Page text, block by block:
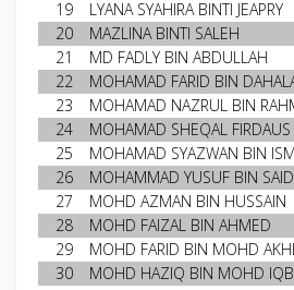
19
LYANA SYAHIRA BINTI JEAPRY
20
MAZLINA BINTI SALEH
21
MD FADLY BIN ABDULLAH
22
MOHAMAD FARID BIN
23
MOHAMAD NAZRUL BIN
24
MOHAMAD SHEQAL
25
MOHAMAD SYAZWAN BIN
26
MOHAMMAD YUSUF BIN SAID
27
MOHD AZMAN BIN HUSSAIN
28
MOHD FAIZAL BIN AHMED
29
MOHD FARID BIN MOHD
30
MOHD HAZIQ BIN MOHD